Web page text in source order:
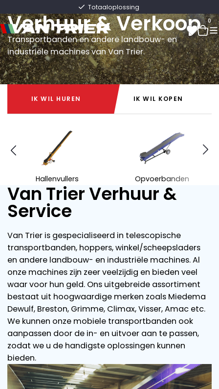
Snelle levering direct uit voorraad
0
0
Verhuur & Verkoop
Transportbanden en andere landbouw- en
industriële machines van Van Trier.
IK WIL HUREN
IK WIL KOPEN
Hallenvullers Opvoerbanden
Van Trier Verhuur &
Service
Van Trier is gespecialiseerd in telescopische
transportbanden, hoppers, winkel/scheepsladers
en andere landbouw- en industriële machines. Al
onze machines zijn zeer veelzijdig en bieden veel
waar voor hun geld. Ons uitgebreide assortiment
bestaat uit hoogwaardige merken zoals Miedema
Dewulf, Breston, Grimme, Climax, Visser, Amac etc.
We kunnen onze mobiele transportbanden ook
aanpassen door de in- en uitvoer aan te passen,
zodat we u de handigste oplossingen kunnen
bieden.